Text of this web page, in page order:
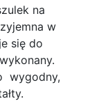
na
w
się do
wygodny,